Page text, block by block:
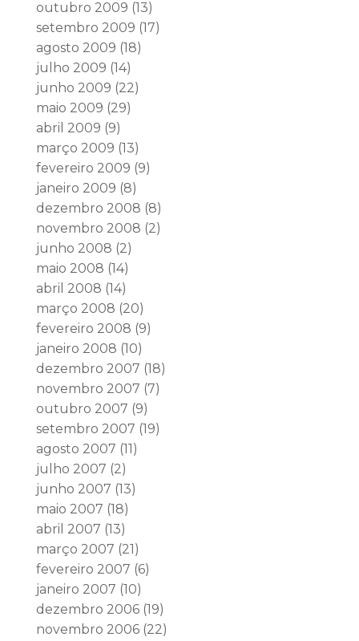
outubro 2009 (13)
setembro 2009 (17)
agosto 2009 (18)
julho 2009 (14)
junho 2009 (22)
maio 2009 (29)
abril 2009 (9)
março 2009 (13)
fevereiro 2009 (9)
janeiro 2009 (8)
dezembro 2008 (8)
novembro 2008 (2)
junho 2008 (2)
maio 2008 (14)
abril 2008 (14)
março 2008 (20)
fevereiro 2008 (9)
janeiro 2008 (10)
dezembro 2007 (18)
novembro 2007 (7)
outubro 2007 (9)
setembro 2007 (19)
agosto 2007 (11)
julho 2007 (2)
junho 2007 (13)
maio 2007 (18)
abril 2007 (13)
março 2007 (21)
fevereiro 2007 (6)
janeiro 2007 (10)
dezembro 2006(19)
novembro 2006(22)